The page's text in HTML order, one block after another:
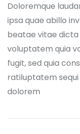
Doloremque
ipsa quae abillo
beatae vitae dicta
voluptatem quia
fugit, sed quia
ratiluptatem sequi
dolorem